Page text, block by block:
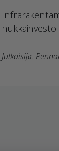
Julkaisija: